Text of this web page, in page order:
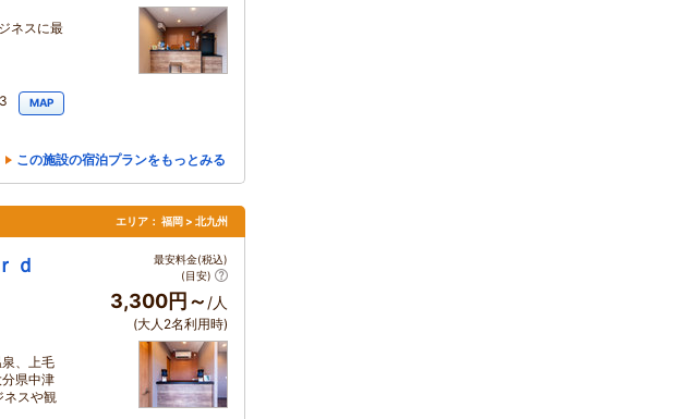
ネスに最
MAP
この施設の宿泊プランをもっとみる
エリア： 福岡 > 北九州
ｄ
、上毛
県中津
ネスや観
最安料金(税込)
(目安)
3,300円～ /人
(大人2名利用時)